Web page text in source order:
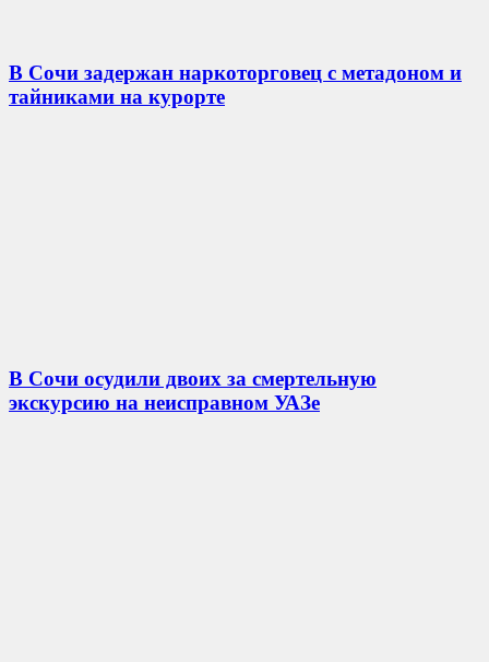
В Сочи задержан наркоторговец с метадоном и
тайниками на курорте
В Сочи осудили двоих за смертельную
экскурсию на неисправном УАЗе